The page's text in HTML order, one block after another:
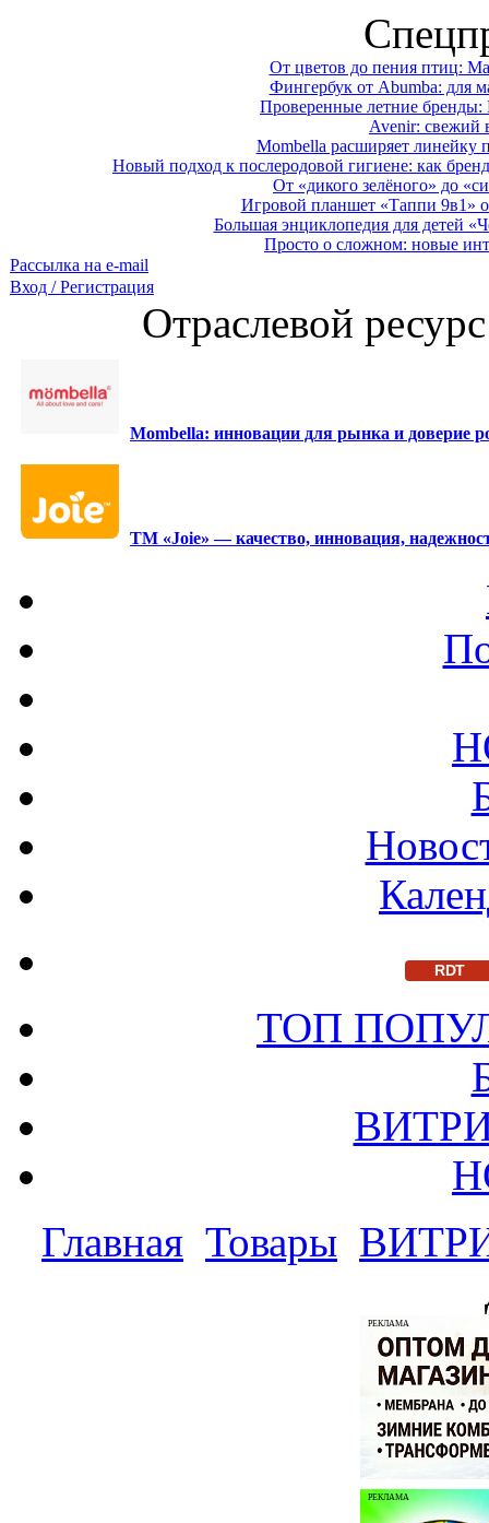
От цветов до пения птиц:
Фингербук от Abumba: для
Проверенные летние
Avenir: свежий
Mombella расширяет линейку
Новый подход к послеродовой гигиене: как
От «дикого зелёного» до
Игровой планшет «Таппи 9в1»
Большая энциклопедия для детей
Просто о сложном: новые
Рассылка на e-mail
Вход / Регистрация
Отраслевой
Mombella: инновации для рынка и доверие
ТМ «Joie» — качество, инновация,
RDT
ТОП
Главная Товары
РЕКЛАМА
РЕКЛАМА